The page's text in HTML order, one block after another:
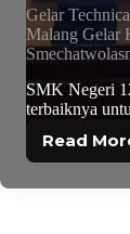
Gelar
Malang Gelar
SMK Negeri
terbaiknya
Read